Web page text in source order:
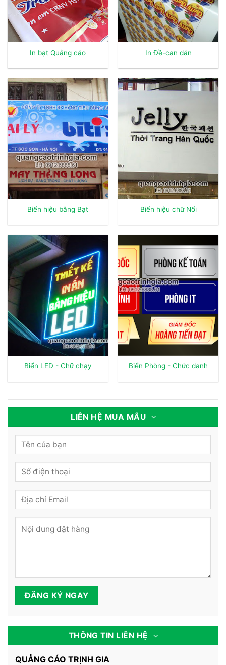
In bạt Quảng cáo In Đề-can dán
Biển hiệu bằng Bạt Biển hiệu chữ Nổi
Biển LED - Chữ chạy Biển Phòng - Chức danh
LIÊN HỆ MUA MẪU
THÔNG TIN LIÊN HỆ
QUẢNG CÁO TRỊNH GIA